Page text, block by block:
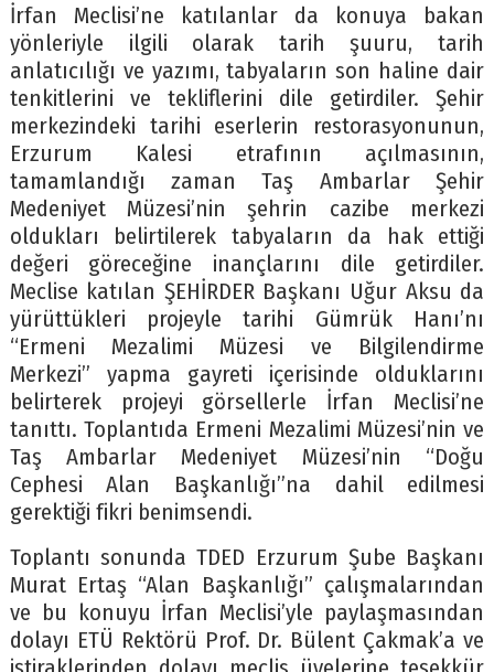
İrfan Meclisi’ne katılanlar da konuya bakan
yönleriyle ilgili olarak tarih şuuru, tarih
anlatıcılığı ve yazımı, tabyaların son haline dair
tenkitlerini ve tekliflerini dile getirdiler. Şehir
merkezindeki tarihi eserlerin restorasyonunun,
Erzurum Kalesi etrafının açılmasının,
tamamlandığı zaman Taş Ambarlar Şehir
Medeniyet Müzesi’nin şehrin cazibe merkezi
oldukları belirtilerek tabyaların da hak ettiği
değeri göreceğine inançlarını dile getirdiler.
Meclise katılan ŞEHİRDER Başkanı Uğur Aksu da
yürüttükleri projeyle tarihi Gümrük Hanı’nı
“Ermeni Mezalimi Müzesi ve Bilgilendirme
Merkezi” yapma gayreti içerisinde olduklarını
belirterek projeyi görsellerle İrfan Meclisi’ne
tanıttı. Toplantıda Ermeni Mezalimi Müzesi’nin ve
Taş Ambarlar Medeniyet Müzesi’nin “Doğu
Cephesi Alan Başkanlığı”na dahil edilmesi
gerektiği fikri benimsendi.
Toplantı sonunda TDED Erzurum Şube Başkanı
Murat Ertaş “Alan Başkanlığı” çalışmalarından
ve bu konuyu İrfan Meclisi’yle paylaşmasından
dolayı ETÜ Rektörü Prof. Dr. Bülent Çakmak’a ve